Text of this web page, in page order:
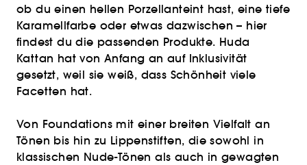
ob du einen hellen Porzellanteint hast, eine tiefe
Karamellfarbe oder etwas dazwischen – hier
findest du die passenden Produkte. Huda
Kattan hat von Anfang an auf Inklusivität
gesetzt, weil sie weiß, dass Schönheit viele
Facetten hat.
Von Foundations mit einer breiten Vielfalt an
Tönen bis hin zu Lippenstiften, die sowohl in
klassischen Nude-Tönen als auch in gewagten